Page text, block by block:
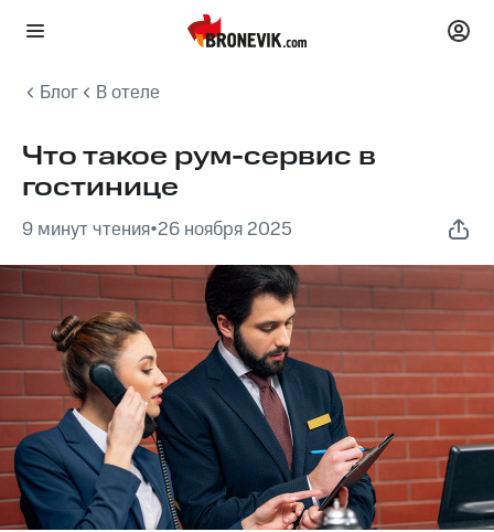
Блог В отеле
Что такое рум-сервис в
гостинице
9 минут чтения•26 ноября 2025